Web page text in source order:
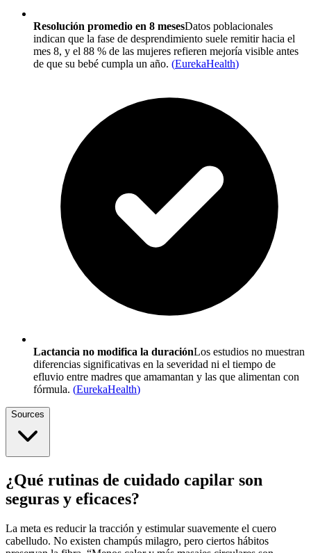
Resolución promedio en 8 mesesDatos poblacionales
indican que la fase de desprendimiento suele remitir hacia el
mes 8, y el 88 % de las mujeres refieren mejoría visible antes
de que su bebé cumpla un año. (EurekaHealth)
Lactancia no modifica la duraciónLos estudios no muestran
diferencias significativas en la severidad ni el tiempo de
efluvio entre madres que amamantan y las que alimentan con
fórmula. (EurekaHealth)
Sources
¿Qué rutinas de cuidado capilar son
seguras y eficaces?
La meta es reducir la tracción y estimular suavemente el cuero
cabelludo. No existen champús milagro, pero ciertos hábitos